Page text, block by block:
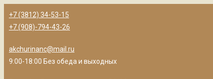
+7 (3812) 34-53-15
+7 (908)-794-43-26
akchurinanc@mail.ru
9:00-18:00 Без обеда и выходных